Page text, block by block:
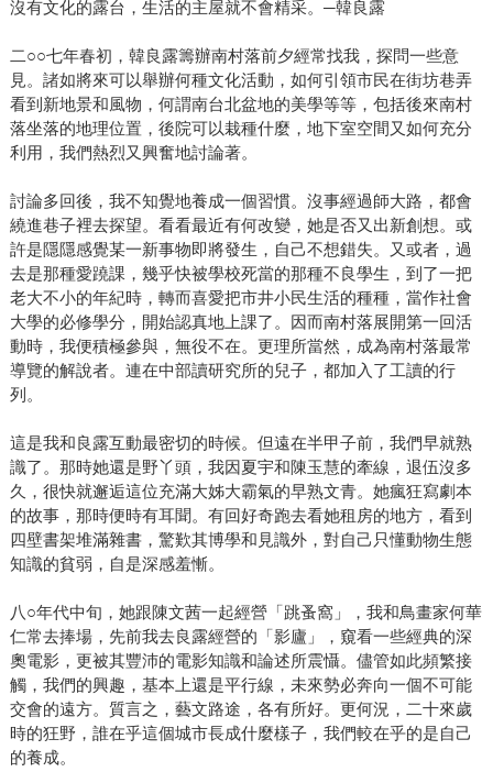
沒有文化的露台，生活的主屋就不會精采。─韓良露
二○○七年春初，韓良露籌辦南村落前夕經常找我，探問一些意
見。諸如將來可以舉辦何種文化活動，如何引領市民在街坊巷弄
看到新地景和風物，何謂南台北盆地的美學等等，包括後來南村
落坐落的地理位置，後院可以栽種什麼，地下室空間又如何充分
利用，我們熱烈又興奮地討論著。
討論多回後，我不知覺地養成一個習慣。沒事經過師大路，都會
繞進巷子裡去探望。看看最近有何改變，她是否又出新創想。或
許是隱隱感覺某一新事物即將發生，自己不想錯失。又或者，過
去是那種愛蹺課，幾乎快被學校死當的那種不良學生，到了一把
老大不小的年紀時，轉而喜愛把市井小民生活的種種，當作社會
大學的必修學分，開始認真地上課了。因而南村落展開第一回活
動時，我便積極參與，無役不在。更理所當然，成為南村落最常
導覽的解說者。連在中部讀研究所的兒子，都加入了工讀的行
列。
這是我和良露互動最密切的時候。但遠在半甲子前，我們早就熟
識了。那時她還是野丫頭，我因夏宇和陳玉慧的牽線，退伍沒多
久，很快就邂逅這位充滿大姊大霸氣的早熟文青。她瘋狂寫劇本
的故事，那時便時有耳聞。有回好奇跑去看她租房的地方，看到
四壁書架堆滿雜書，驚歎其博學和見識外，對自己只懂動物生態
知識的貧弱，自是深感羞慚。
八○年代中旬，她跟陳文茜一起經營「跳蚤窩」，我和鳥畫家何華
仁常去捧場，先前我去良露經營的「影廬」，窺看一些經典的深
奧電影，更被其豐沛的電影知識和論述所震懾。儘管如此頻繁接
觸，我們的興趣，基本上還是平行線，未來勢必奔向一個不可能
交會的遠方。質言之，藝文路途，各有所好。更何況，二十來歲
時的狂野，誰在乎這個城市長成什麼樣子，我們較在乎的是自己
的養成。